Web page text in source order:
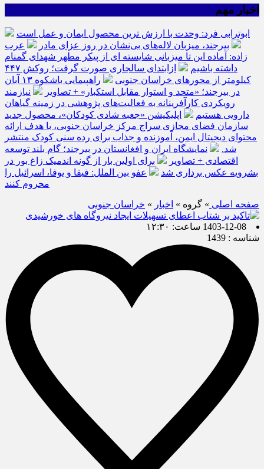
اخبار مهم
ابوترابی فرد: وحدت با ارزش ترین محصول ایمان و عمل است
بیرجند، میزبان لاله‌های بی‌نشان در روز عزای مادر
عرب
زاده: آماده این تا میزبانی شایسته ای از پیکر مطهر شهدای گمنام
داشته باشیم
ازابتدای سالجاری صورت گرفت؛ روکش ۴۴۷
کیلومتر از محورهای خراسان جنوبی
راهپیمایی باشکوه ۱۳ آبان
در بیرجند؛ «متحد و استوار مقابل استکبار» + تصاویر
نیازمند
رویکردی کارآفرینانه به فعالیت‌های پژوهشی در زمینه گیاهان
دارویی هستیم
اپلیکیشن «جعبه شادی کودکان»، محصول جدید
سازمان فضای مجازی سراج مرکز خراسان جنوبی، با هدف ارائه
محتوای دیجیتال ایمن، آموزنده و جذاب برای رده سنی کودک منتشر
شد.
نمایشگاه ایران و افغانستان در بیرجند؛ گام بلند توسعه
اقتصادی + تصاویر
برای اولین بار از گونه اندمیک زاغ بور در
بشرویه عکس برداری شد
عفو بین الملل: فیفا و یوفا، اسرائیل را
محروم کنند
صفحه اصلی » گروه » اخبار » خراسان جنوبی
1403-12-08 ساعت: ۱۲:۳۰
شناسه : 1439